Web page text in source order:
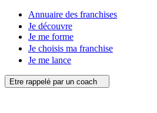
Annuaire des franchises
Je découvre
Je me forme
Je choisis ma franchise
Je me lance
Etre rappelé par un coach